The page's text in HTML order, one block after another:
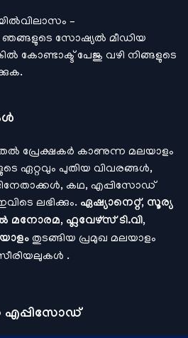
–
ഞങ്ങളുടെ സോഷ്യല്‍ മീഡിയ
കോണ്ടാക്ട്പേജു വഴി നിങ്ങളുടെ
പ്രേക്ഷകർ കാണുന്ന മലയാളം
ഏറ്റവും പുതിയ വിവരങ്ങൾ,
കഥ, എപ്പിസോഡ്
ലഭിക്കും. ഏഷ്യാനെറ്റ്, സൂര്യ
മനോരമ, ഫ്ലവേഴ്സ് ടി.വി,
തുടങ്ങിയ പ്രമുഖ മലയാളം
.
എപ്പിസോഡ്